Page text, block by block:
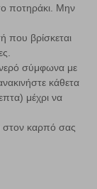
ποτηράκι. Μην
που βρίσκεται
σύμφωνα με
κάθετα
μέχρι να
στον καρπό σας